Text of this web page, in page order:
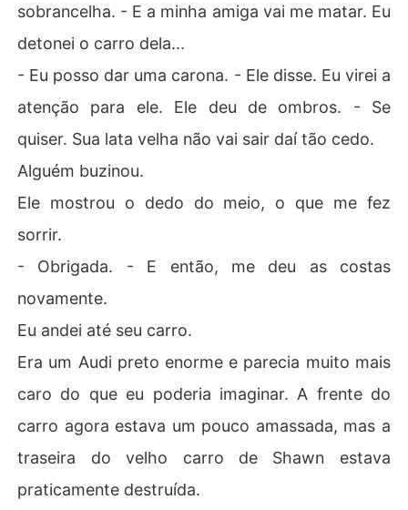
sobrancelha. - E a minha amiga vai me matar. Eu
detonei o carro dela...
- Eu posso dar uma carona. - Ele disse. Eu virei a
atenção para ele. Ele deu de ombros. - Se
quiser. Sua lata velha não vai sair daí tão cedo.
Alguém buzinou.
Ele mostrou o dedo do meio, o que me fez
sorrir.
- Obrigada. - E então, me deu as costas
novamente.
Eu andei até seu carro.
Era um Audi preto enorme e parecia muito mais
caro do que eu poderia imaginar. A frente do
carro agora estava um pouco amassada, mas a
traseira do velho carro de Shawn estava
praticamente destruída.